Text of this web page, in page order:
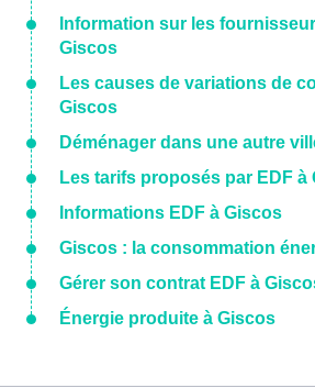
Information sur les
Giscos
Les causes de variations de
Giscos
Déménager dans une autre
Les tarifs proposés par EDF à
Informations EDF à Giscos
Giscos : la consommation
Gérer son contrat EDF à
Énergie produite à Giscos